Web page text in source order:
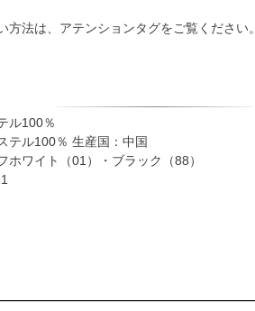
方法は、アテンションタグをご覧ください。
ル100％
テル100％ 生産国：中国
ホワイト（01）・ブラック（88）